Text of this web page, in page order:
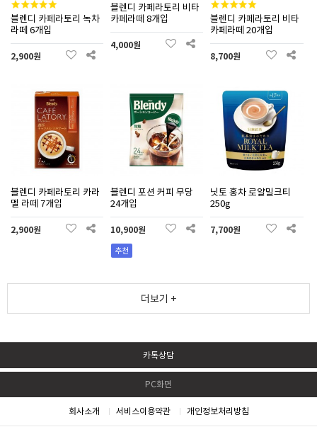
블렌디 카페라토리 녹차
라떼 6개입
2,900원
블렌디 카페라토리 비타
카페라떼 8개입
4,000원
블렌디 카페라토리 비타
카페라떼 20개입
8,700원
블렌디 카페라토리 카라
멜 라떼 7개입
2,900원
블렌디 포션 커피 무당
24개입
10,900원
추천
닛토 홍차 로얄밀크티
250g
7,700원
더보기 +
카톡상담
PC화면
회사소개 서비스이용약관 개인정보처리방침